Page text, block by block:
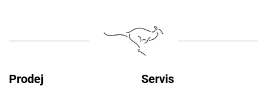
Prodej Servis